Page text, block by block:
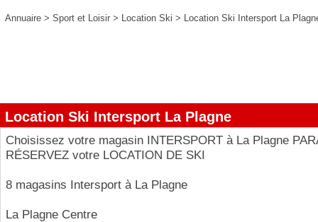
Annuaire > Sport et Loisir > Location Ski > Location Ski Intersport La
Location Ski Intersport La Plagne
Choisissez votre magasin INTERSPORT à La Plagne
RÉSERVEZ votre LOCATION DE SKI
8 magasins Intersport à La Plagne
La Plagne Centre